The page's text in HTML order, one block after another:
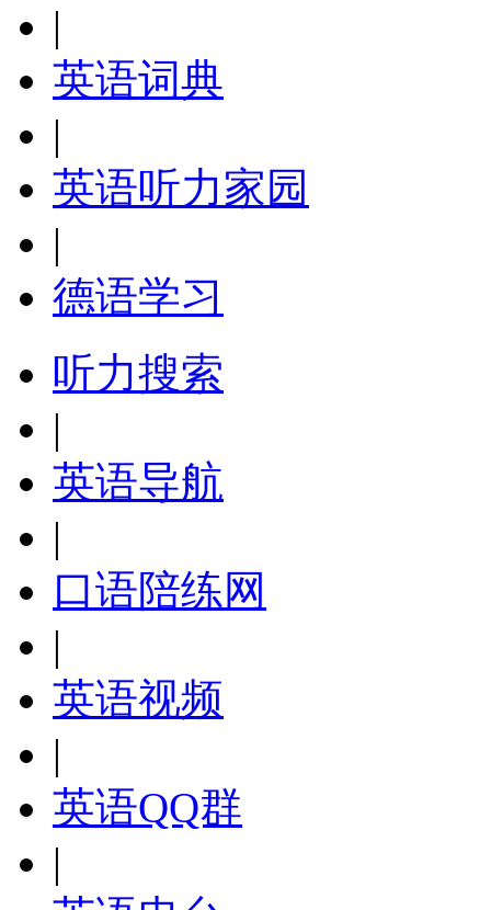
|
英语词典
|
英语听力家园
|
德语学习
听力搜索
|
英语导航
|
口语陪练网
|
英语视频
|
英语QQ群
|